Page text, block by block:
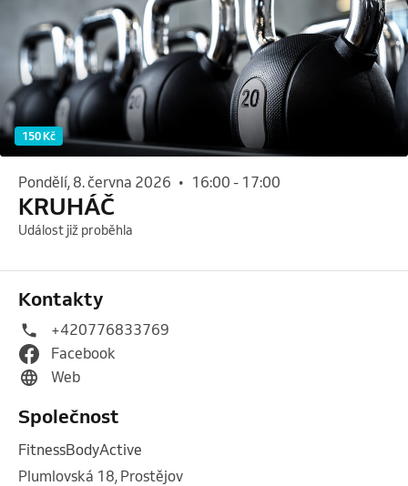
150 Kč
pondělí, 8. června 2026 • 16:00 - 17:00
KRUHÁČ
Událost již proběhla
Kontakty
+420776833769
Facebook
Web
Společnost
FitnessBodyActive
Plumlovská 18, Prostějov